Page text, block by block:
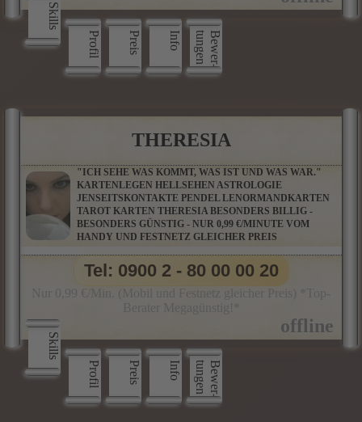
Skills
Profil
Preis Info B
e
w
e
r
­
t
u
n
g
e
n
THERESIA
"ICH SEHE WAS KOMMT, WAS IST UND WAS WAR."
KARTENLEGEN HELLSEHEN ASTROLOGIE
JENSEITSKONTAKTE PENDEL LENORMANDKARTEN
TAROT KARTEN THERESIA BESONDERS BILLIG -
BESONDERS GÜNSTIG - NUR 0,99 €/MINUTE VOM
HANDY UND FESTNETZ GLEICHER PREIS
Skills
Profil
Preis Info B
e
w
e
r
­
t
u
n
g
e
n
Tel: 0900 2 - 80 00 00 20